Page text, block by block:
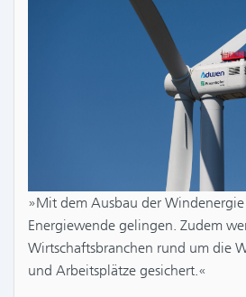
»Mit dem Ausbau der
Energiewende gelingen. Zudem
Wirtschaftsbranchen rund um die
und Arbeitsplätze gesichert.«